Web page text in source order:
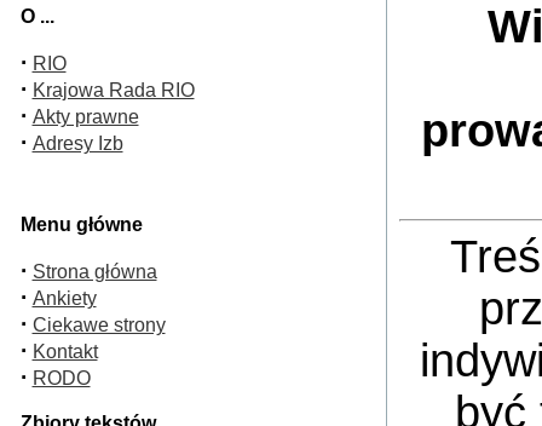
O ...
· RIO
· Krajowa Rada RIO
· Akty prawne
· Adresy Izb
Menu główne
· Strona główna
· Ankiety
· Ciekawe strony
· Kontakt
· RODO